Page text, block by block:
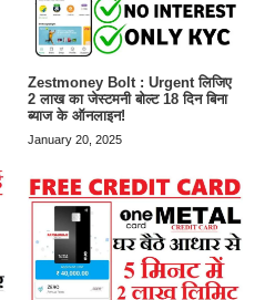
Zestmoney Bolt : Urgent लिजिए
2 लाख का जेस्टमनी बोल्ट 18 दिन बिना
ब्याज के ऑनलाइन!
January 20, 2025